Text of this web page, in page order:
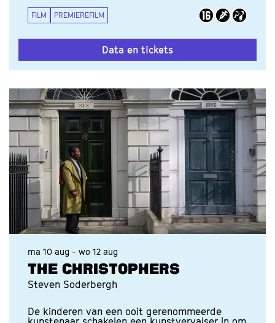
FILM PREMIEREFILM
Data en tickets
THE CHRISTOPHERS
Steven Soderbergh
ma 10 aug - wo 12 aug
De kinderen van een ooit gerenommeerde